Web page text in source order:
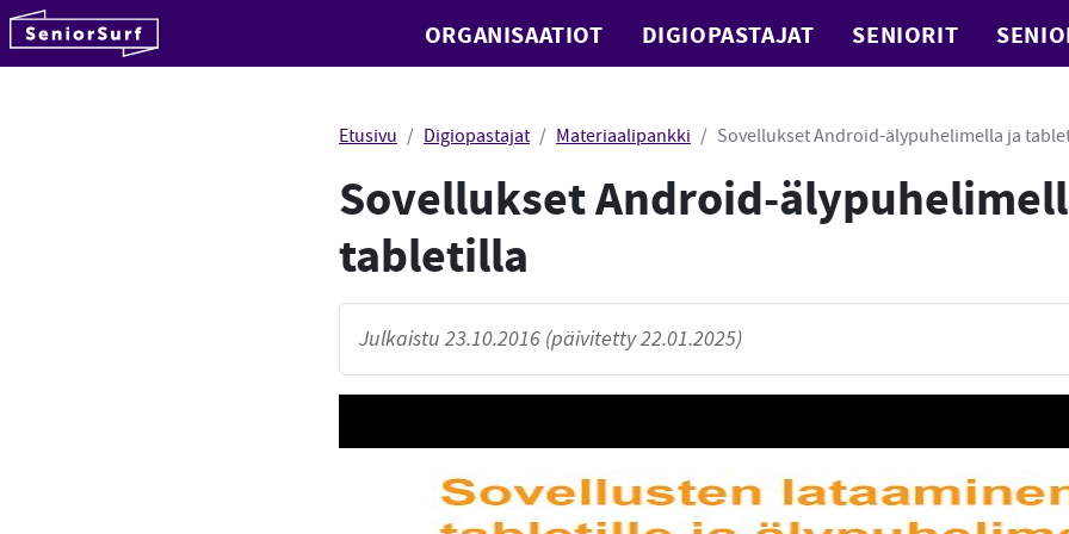
Hyppää sisältöön ORGANISAATIOT DIGIOPASTAJAT SENIORIT
Etusivu Digiopastajat Materiaalipankki Sovellukset Android-älypuhelimella ja
Sovellukset Android-
tabletilla
Julkaistu 23.10.2016 (päivitetty 22.01.2025)